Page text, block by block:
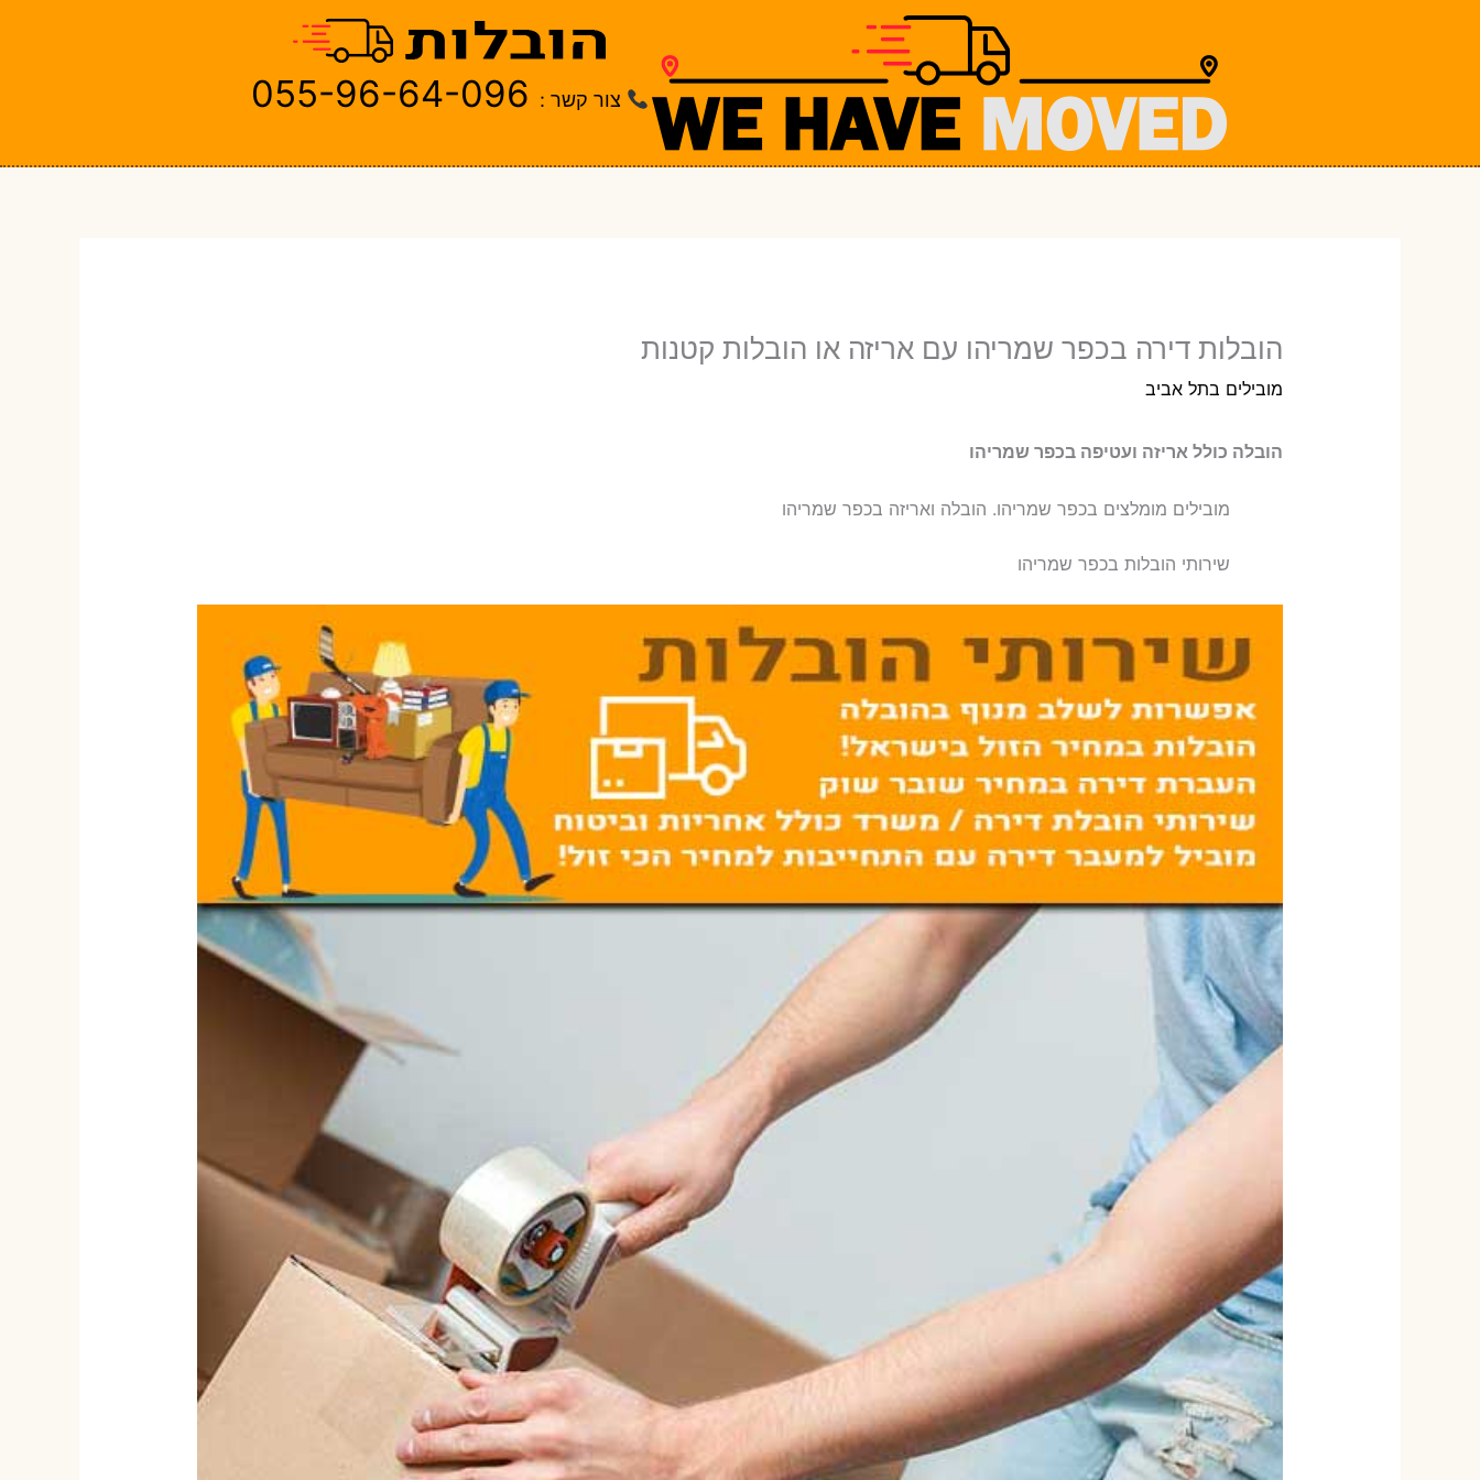
צור קשר : 055-96-64-096
הובלות דירה בכפר שמריהו עם אריזה או הובלות קטנות
מובילים בתל אביב
הובלה כולל אריזה ועטיפה בכפר שמריהו
‫מובילים מומלצים בכפר שמריהו. הובלה ואריזה בכפר שמריהו
שירותי הובלות בכפר שמריהו